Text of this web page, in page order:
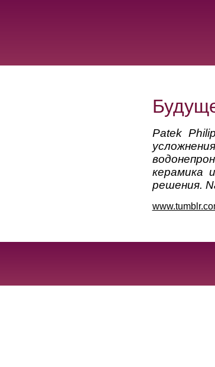
Patek
керамика
решения.